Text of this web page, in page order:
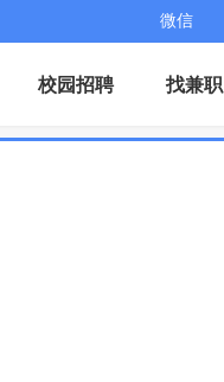
微信
校园招聘 找兼职